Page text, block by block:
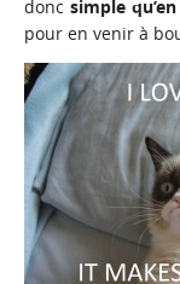
donc simple
pour en venir à